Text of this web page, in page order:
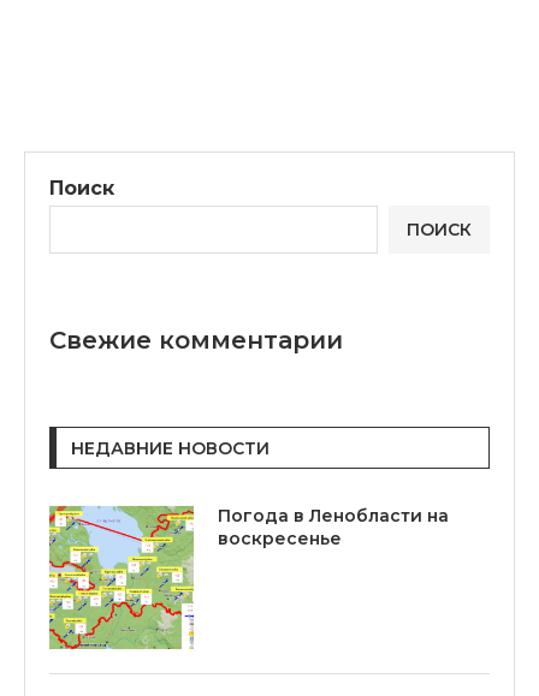
Поиск
ПОИСК
Свежие комментарии
НЕДАВНИЕ НОВОСТИ
Погода в Ленобласти на
воскресенье